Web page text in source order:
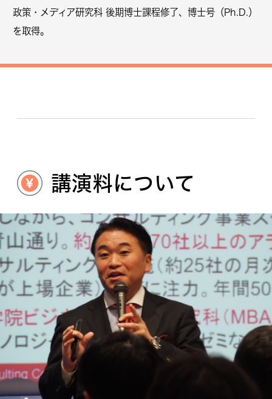
政策・メディア研究科 後期博士課程修了、博士号（Ph.D.）
を取得。
講演料について